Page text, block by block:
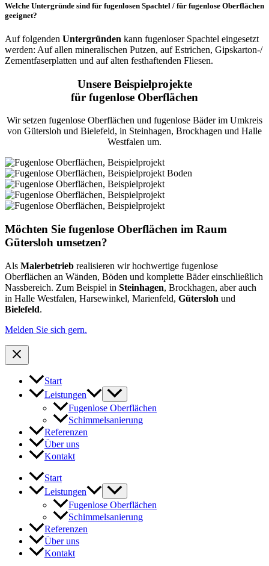
Welche Untergründe sind für fugenlosen Spachtel / für fugenlose Oberflächen
geeignet?
Auf folgenden Untergründen kann fugenloser Spachtel eingesetzt
werden: Auf allen mineralischen Putzen, auf Estrichen, Gipskarton-/
Zementfaserplatten und auf alten festhaftenden Fliesen.
Unsere Beispielprojekte
für fugenlose Oberflächen
Wir setzen fugenlose Oberflächen und fugenlose Bäder im Umkreis
von Gütersloh und Bielefeld, in Steinhagen, Brockhagen und Halle
Westfalen um.
Möchten Sie fugenlose Oberflächen im Raum
Gütersloh umsetzen?
Als Malerbetrieb realisieren wir hochwertige fugenlose
Oberflächen an Wänden, Böden und komplette Bäder einschließlich
Nassbereich. Zum Beispiel in Steinhagen, Brockhagen, aber auch
in Halle Westfalen, Harsewinkel, Marienfeld, Gütersloh und
Bielefeld.
Melden Sie sich gern.
Start
Leistungen
Fugenlose Oberflächen
Schimmelsanierung
Referenzen
Über uns
Kontakt
Start
Leistungen
Fugenlose Oberflächen
Schimmelsanierung
Referenzen
Über uns
Kontakt